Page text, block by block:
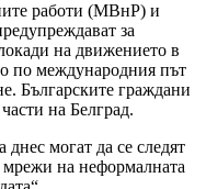
работи (МВнР) и
за
на движението в
по международния път
Българските граждани
на Белград.
днес могат да се следят
на неформалната